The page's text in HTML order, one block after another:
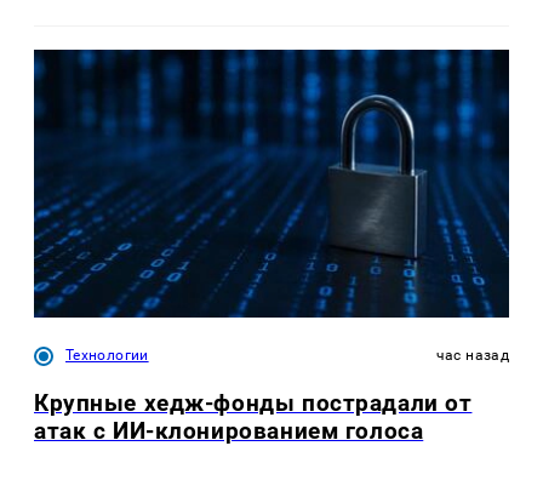
Технологии час назад
Крупные хедж-фонды пострадали от
атак с ИИ-клонированием голоса